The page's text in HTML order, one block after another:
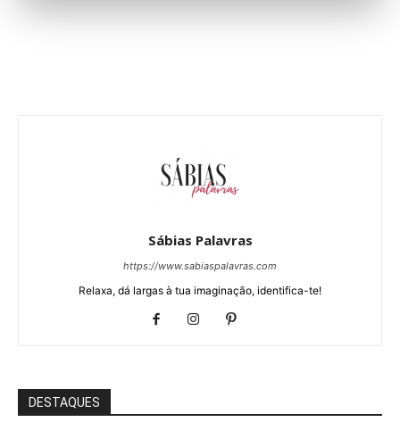
Sábias Palavras
https://www.sabiaspalavras.com
Relaxa, dá largas à tua imaginação, identifica-te!
DESTAQUES